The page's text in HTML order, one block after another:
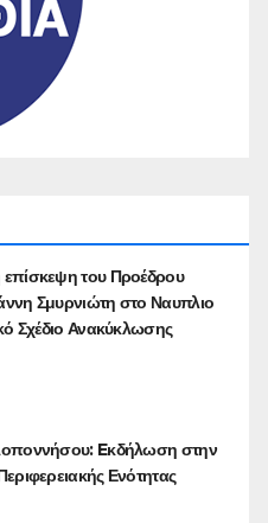
επίσκεψη του Προέδρου
Σμυρνιώτη στο Ναυπλιο
Σχέδιο Ανακύκλωσης
Eκδήλωση στην
Ενότητας